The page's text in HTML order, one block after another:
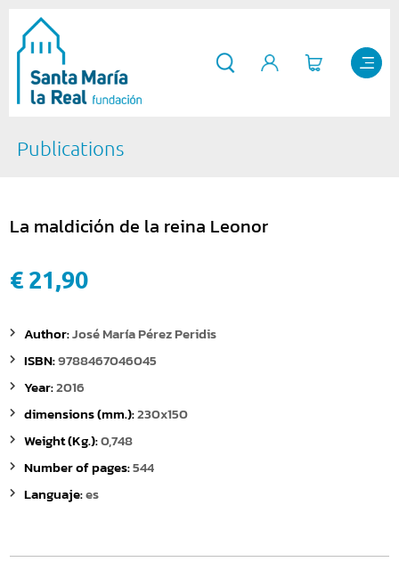
Publications
La maldición de la reina Leonor
€ 21,90
Author:José María Pérez Peridis
ISBN:9788467046045
Year:2016
dimensions (mm.):230x150
Weight (Kg.):0,748
Number of pages:544
Languaje:es